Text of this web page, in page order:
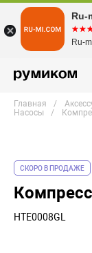
Главная
Насосы
СКОРО В ПРОДАЖЕ
HTE0008GL
Ru-
Ru-